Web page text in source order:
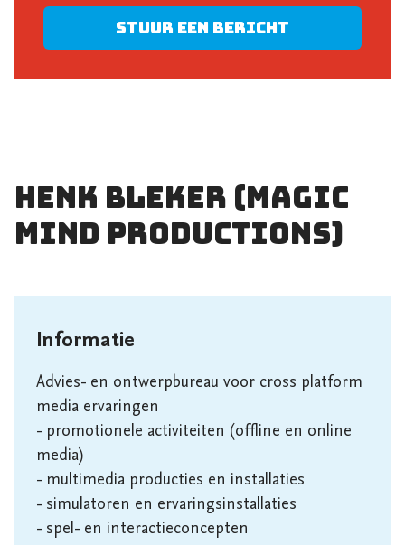
Stuur een bericht
Henk Bleker (Magic
Mind Productions)
Informatie
Advies- en ontwerpbureau voor cross platform
media ervaringen
- promotionele activiteiten (offline en online
media)
- multimedia producties en installaties
- simulatoren en ervaringsinstallaties
- spel- en interactieconcepten